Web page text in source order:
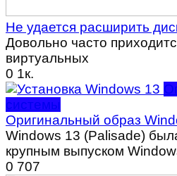
Не удается расширить
Довольно часто
виртуальных
0 1к.
системы
Оригинальный образ
Windows 13 (Palisade)
крупным выпуском
0 707